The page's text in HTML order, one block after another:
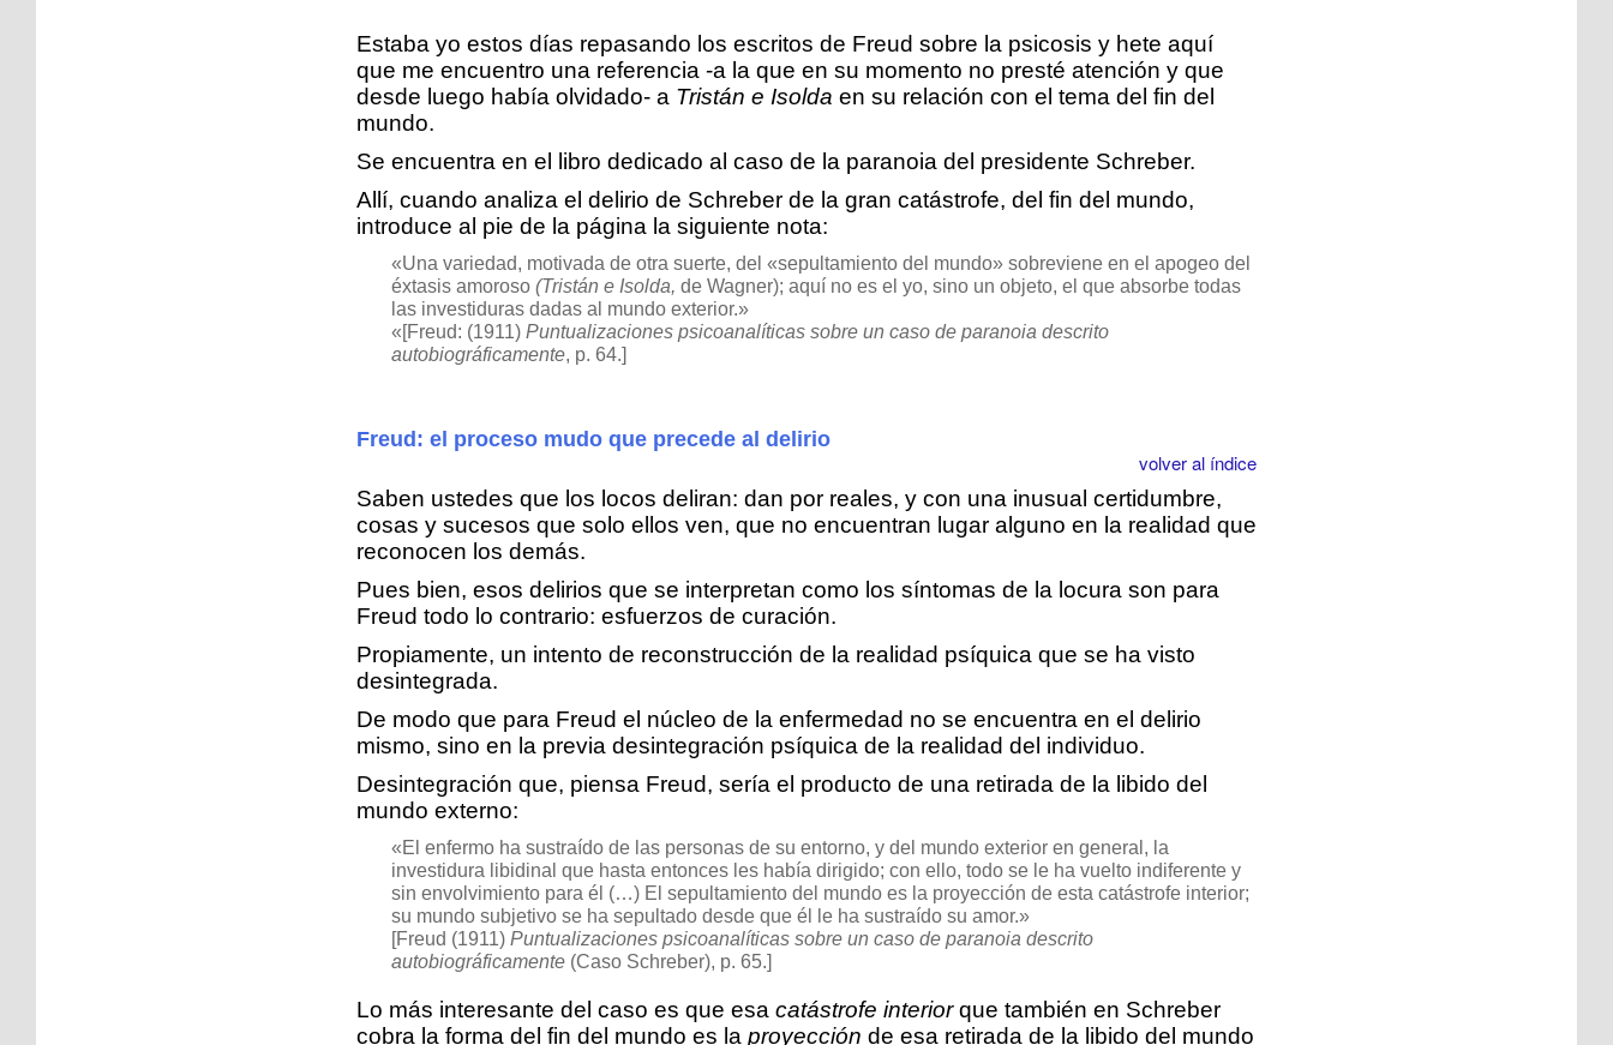
Estaba yo estos días repasando los escritos de Freud sobre la psicosis y hete aquí
que me encuentro una referencia -a la que en su momento no presté atención y que
desde luego había olvidado- a Tristán e Isolda en su relación con el tema del fin del
mundo.
Se encuentra en el libro dedicado al caso de la paranoia del presidente Schreber.
Allí, cuando analiza el delirio de Schreber de la gran catástrofe, del fin del mundo,
introduce al pie de la página la siguiente nota:
«Una variedad, motivada de otra suerte, del «sepultamiento del mundo» sobreviene en el apogeo del
éxtasis amoroso(Tristán e Isolda,de Wagner); aquí no es el yo, sino un objeto, el que absorbe todas
las investiduras dadas al mundo exterior.»
«[Freud: (1911)Puntualizaciones psicoanalíticas sobre un caso de paranoia descrito
autobiográficamente, p. 64.]
Freud: el proceso mudo que precede al delirio
volver al índice
Saben ustedes que los locos deliran: dan por reales, y con una inusual certidumbre,
cosas y sucesos que solo ellos ven, que no encuentran lugar alguno en la realidad que
reconocen los demás.
Pues bien, esos delirios que se interpretan como los síntomas de la locura son para
Freud todo lo contrario: esfuerzos de curación.
Propiamente, un intento de reconstrucción de la realidad psíquica que se ha visto
desintegrada.
De modo que para Freud el núcleo de la enfermedad no se encuentra en el delirio
mismo, sino en la previa desintegración psíquica de la realidad del individuo.
Desintegración que, piensa Freud, sería el producto de una retirada de la libido del
mundo externo:
«El enfermo ha sustraído de las personas de su entorno, y del mundo exterior en general, la
investidura libidinal que hasta entonces les había dirigido; con ello, todo se le ha vuelto indiferente y
sin envolvimiento para él (…) El sepultamiento del mundo es la proyección de esta catástrofe interior;
su mundo subjetivo se ha sepultado desde que él le ha sustraído su amor.»
[Freud (1911)Puntualizaciones psicoanalíticas sobre un caso de paranoia descrito
autobiográficamente (Caso Schreber), p. 65.]
Lo más interesante del caso es que esa catástrofe interiorque también en Schreber
cobra la forma del fin del mundo es la proyección de esa retirada de la libido del mundo